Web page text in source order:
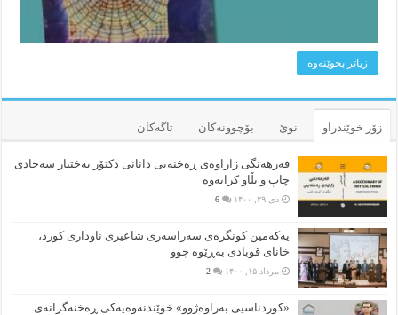
زیاتر بخوێنه‌وه‌
زۆر خوێندراو نوێ بۆچوونه‌کان تاگەکان
فەرهەنگی زاراوەی ڕەخنەیی دانانی دکتۆر بەختیار سەجادی
چاپ و بڵاو کرایەوە
دی ۲۹, ۱۴۰۰ 6
یەکەمین کونگرەی سەراسەری شاعیری‌ ناوداری کورد،
خانای قوبادی بەڕێوە چوو
مرداد ۱۵, ۱۴۰۰ 2
«کوردناسیی بەراوەژوو» خوێندنەوەیەکی ڕەخنەگرانەی